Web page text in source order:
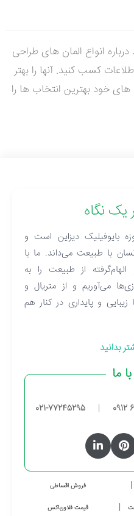
انواع المان های طراحی
کسب کنید. آنها را بهتر
های خود بهترین انتخاب ها را
یک نگاه
بایوفیلیک دیزاین است و
با طبیعت می‌داند. ما با
از طبیعت را به
می‌آوریم و از متریال و
و پایداری در کنار هم
بدانید
ما
0912
|
021-77245295
فروش اقساطی
قیمت فلاورباکس